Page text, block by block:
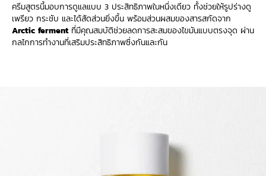
ครีมสูตรนี้มอบการดูแลแบบ 3 ประสิทธิภาพในหนึ่งเดียว ทั้งช่วยให้รูปร่างดู
เพรียว กระชับ และได้สัดส่วนยิ่งขึ้น พร้อมส่วนผสมของสารสกัดจาก
Arctic fermentที่มีคุณสมบัติช่วยลดการสะสมของไขมันแบบตรงจุด ผ่าน
กลไกการทำงานที่เสริมประสิทธิภาพซึ่งกันและกัน